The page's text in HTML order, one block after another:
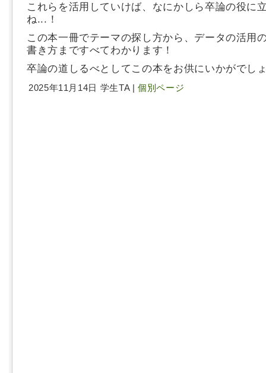
これらを活用していけば、なにかしら卒論の役に
ね...！
この本一冊でテーマの探し方から、データの活用
書き方まですべてわかります！
卒論の道しるべとしてこの本をお供にいかがでし
2025年11月14日 学生TA |個別ページ